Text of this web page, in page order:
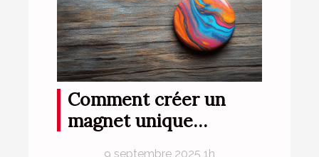
Comment créer un
magnet unique
9 septembre 2025 1h